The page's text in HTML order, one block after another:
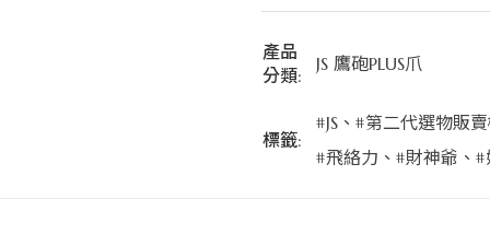
產品
分類:
JS 鷹砲PLUS爪
標籤:
#JS、 #第二代選物販
#飛絡力 、 #財神爺 、 #